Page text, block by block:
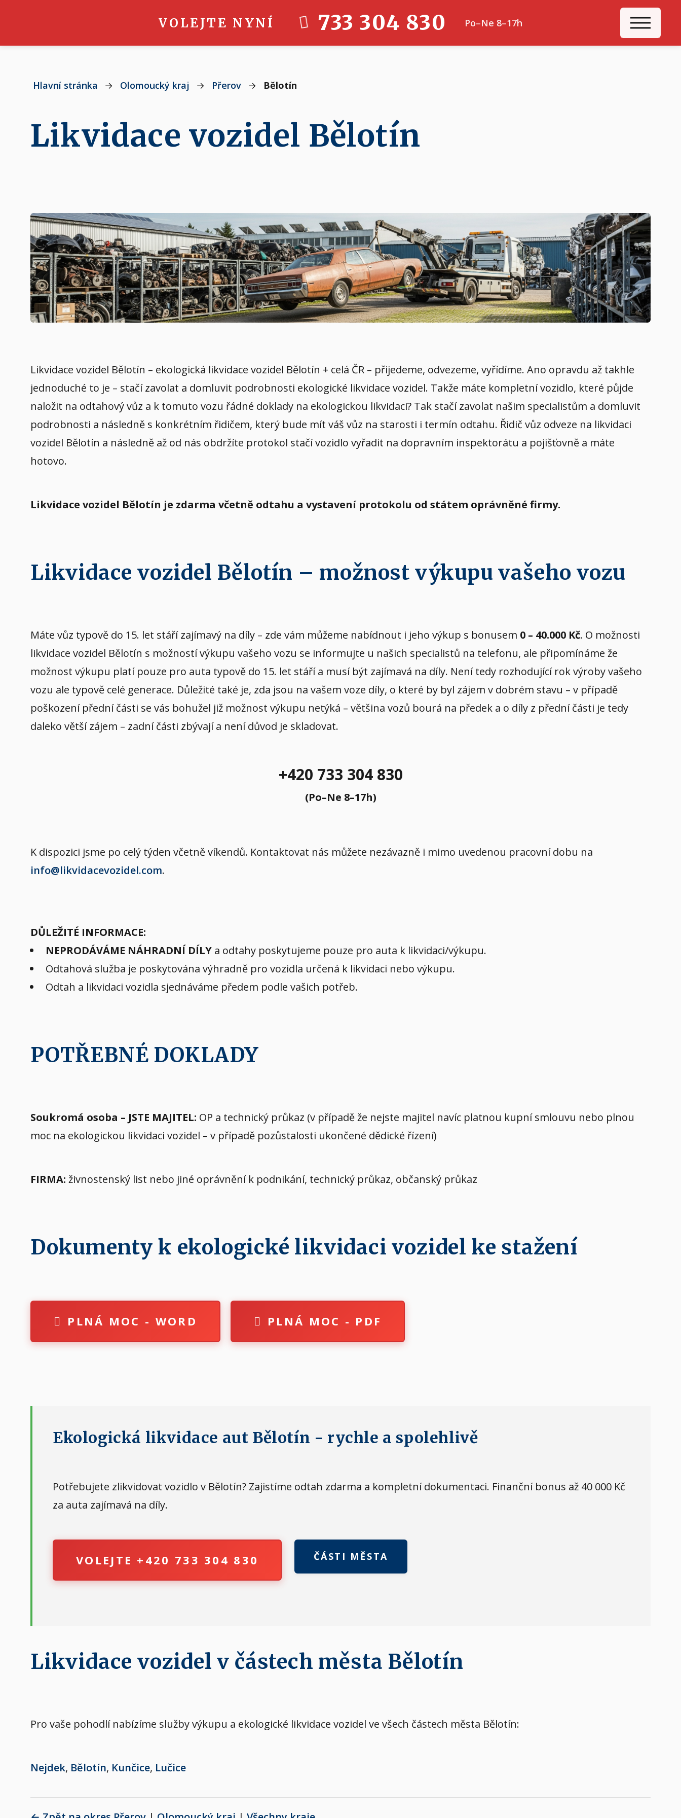
VOLEJTE NYNÍ 733 304 830 Po–Ne 8–17h
Hlavní stránka → Olomoucký kraj → Přerov → Bělotín
Likvidace vozidel Bělotín
Likvidace vozidel Bělotín – ekologická likvidace vozidel Bělotín + celá ČR – přijedeme, odvezeme, vyřídíme. Ano opravdu až takhle
jednoduché to je – stačí zavolat a domluvit podrobnosti ekologické likvidace vozidel. Takže máte kompletní vozidlo, které půjde
naložit na odtahový vůz a k tomuto vozu řádné doklady na ekologickou likvidaci? Tak stačí zavolat našim specialistům a domluvit
podrobnosti a následně s konkrétním řidičem, který bude mít váš vůz na starosti i termín odtahu. Řidič vůz odveze na likvidaci
vozidel Bělotín a následně až od nás obdržíte protokol stačí vozidlo vyřadit na dopravním inspektorátu a pojišťovně a máte
hotovo.
Likvidace vozidel Bělotín je zdarma včetně odtahu a vystavení protokolu od státem oprávněné firmy.
Likvidace vozidel Bělotín – možnost výkupu vašeho vozu
Máte vůz typově do 15. let stáří zajímavý na díly – zde vám můžeme nabídnout i jeho výkup s bonusem 0 – 40.000 Kč. O možnosti
likvidace vozidel Bělotín s možností výkupu vašeho vozu se informujte u našich specialistů na telefonu, ale připomínáme že
možnost výkupu platí pouze pro auta typově do 15. let stáří a musí být zajímavá na díly. Není tedy rozhodující rok výroby vašeho
vozu ale typově celé generace. Důležité také je, zda jsou na vašem voze díly, o které by byl zájem v dobrém stavu – v případě
poškození přední části se vás bohužel již možnost výkupu netýká – většina vozů bourá na předek a o díly z přední části je tedy
daleko větší zájem – zadní části zbývají a není důvod je skladovat.
+420 733 304 830
(Po–Ne 8–17h)
K dispozici jsme po celý týden včetně víkendů. Kontaktovat nás můžete nezávazně i mimo uvedenou pracovní dobu na
info@likvidacevozidel.com.
DŮLEŽITÉ INFORMACE:
NEPRODÁVÁME NÁHRADNÍ DÍLY a odtahy poskytujeme pouze pro auta k likvidaci/výkupu.
Odtahová služba je poskytována výhradně pro vozidla určená k likvidaci nebo výkupu.
Odtah a likvidaci vozidla sjednáváme předem podle vašich potřeb.
POTŘEBNÉ DOKLADY
Soukromá osoba – JSTE MAJITEL: OP a technický průkaz (v případě že nejste majitel navíc platnou kupní smlouvu nebo plnou
moc na ekologickou likvidaci vozidel – v případě pozůstalosti ukončené dědické řízení)
FIRMA: živnostenský list nebo jiné oprávnění k podnikání, technický průkaz, občanský průkaz
Dokumenty k ekologické likvidaci vozidel ke stažení
PLNÁ MOC - WORD PLNÁ MOC - PDF
Ekologická likvidace aut Bělotín - rychle a spolehlivě
Potřebujete zlikvidovat vozidlo v Bělotín? Zajistíme odtah zdarma a kompletní dokumentaci. Finanční bonus až 40 000 Kč
za auta zajímavá na díly.
VOLEJTE +420 733 304 830 ČÁSTI MĚSTA
Likvidace vozidel v částech města Bělotín
Pro vaše pohodlí nabízíme služby výkupu a ekologické likvidace vozidel ve všech částech města Bělotín:
Nejdek, Bělotín, Kunčice, Lučice